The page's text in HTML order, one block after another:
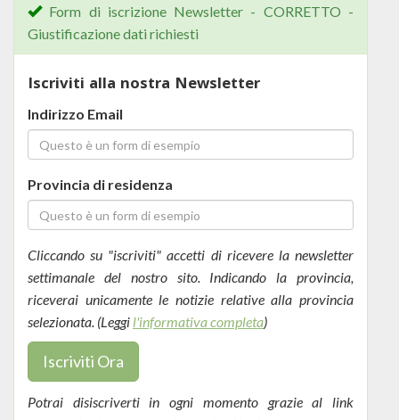
Form di iscrizione Newsletter - CORRETTO -
Giustificazione dati richiesti
Iscriviti alla nostra Newsletter
Indirizzo Email
Provincia di residenza
Cliccando su "iscriviti" accetti di ricevere la newsletter
settimanale del nostro sito. Indicando la provincia,
riceverai unicamente le notizie relative alla provincia
selezionata. (Leggi l'informativa completa)
Iscriviti Ora
Potrai disiscriverti in ogni momento grazie al link